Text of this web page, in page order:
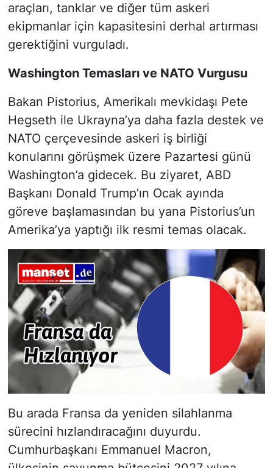
araçları, tanklar ve diğer tüm askeri
ekipmanlar için kapasitesini derhal artırması
gerektiğini vurguladı.
Washington Temasları ve NATO Vurgusu
Bakan Pistorius, Amerikalı mevkidaşı Pete
Hegseth ile Ukrayna’ya daha fazla destek ve
NATO çerçevesinde askeri iş birliği
konularını görüşmek üzere Pazartesi günü
Washington’a gidecek. Bu ziyaret, ABD
Başkanı Donald Trump’ın Ocak ayında
göreve başlamasından bu yana Pistorius’un
Amerika’ya yaptığı ilk resmi temas olacak.
Bu arada Fransa da yeniden silahlanma
sürecini hızlandıracağını duyurdu.
Cumhurbaşkanı Emmanuel Macron,